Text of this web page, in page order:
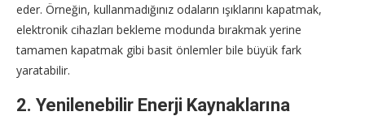
eder. Örneğin, kullanmadığınız odaların ışıklarını kapatmak,
elektronik cihazları bekleme modunda bırakmak yerine
tamamen kapatmak gibi basit önlemler bile büyük fark
yaratabilir.
2. Yenilenebilir Enerji Kaynaklarına